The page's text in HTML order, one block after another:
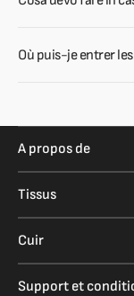
Où puis-je entrer
A propos de
Tissus
Cuir
Support et